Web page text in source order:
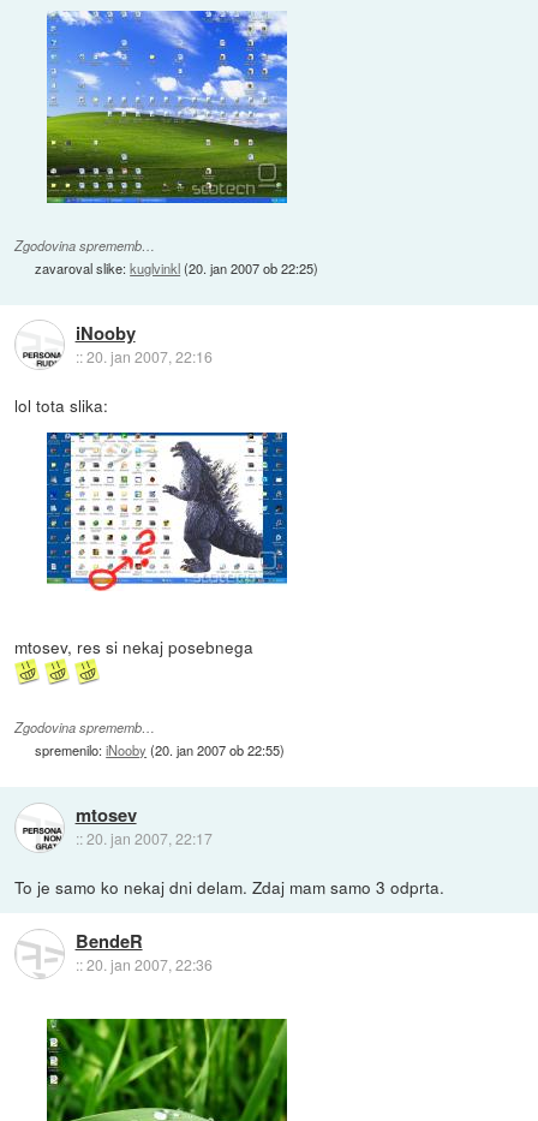
Zgodovina sprememb…
zavaroval slike:kuglvinkl(20. jan 2007 ob 22:25)
iNooby
::20. jan 2007, 22:16
lol tota slika:
mtosev, res si nekaj posebnega
Zgodovina sprememb…
spremenilo:iNooby (20. jan 2007 ob 22:55)
mtosev
::20. jan 2007, 22:17
To je samo ko nekaj dni delam. Zdaj mam samo 3 odprta.
BendeR
::20. jan 2007, 22:36